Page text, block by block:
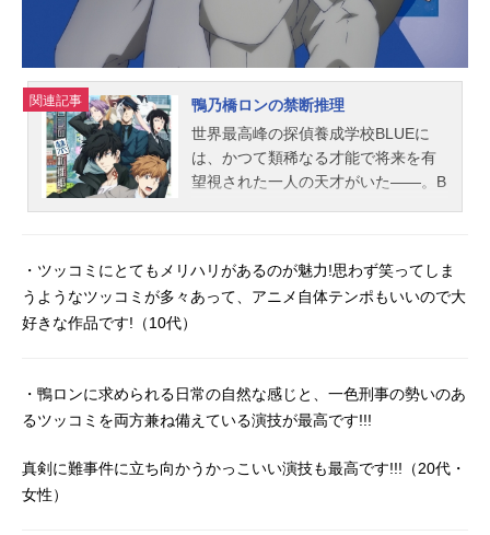
関連記事
鴨乃橋ロンの禁断推理
世界最高峰の探偵養成学校BLUEに
は、かつて類稀なる才能で将来を有
望視された一人の天才がいた――。B
えたことで、BLUEを追放され「探
偵」を禁じられる。それから5年後。
て来たことで、止まっていたロンの
時間が再び動きだす。ロンの苦悩を
る“ピュアなマヌケ”一色都々丸。そん
・ツッコミにとてもメリハリがあるのが魅力!思わず笑ってしま
うようなツッコミが多々あって、アニメ自体テンポもいいので大
好きな作品です!（10代）
・鴨ロンに求められる日常の自然な感じと、一色刑事の勢いのあ
るツッコミを両方兼ね備えている演技が最高です!!!
真剣に難事件に立ち向かうかっこいい演技も最高です!!!（20代・
女性）